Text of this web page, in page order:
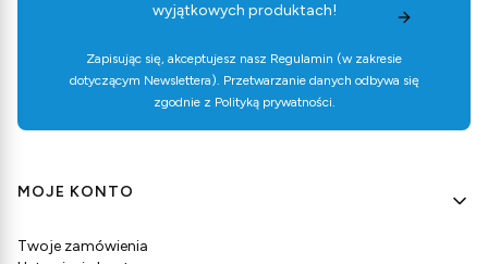
wyjątkowych produktach!
Zapisując się, akceptujesz nasz Regulamin (w zakresie
dotyczącym Newslettera). Przetwarzanie danych odbywa się
zgodnie z Polityką prywatności.
Linki w stopce
MOJE KONTO
Twoje zamówienia